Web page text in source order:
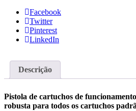
Facebook
Twitter
Pinterest
LinkedIn
Descrição
Pistola de cartuchos de
robusta para todos os cartuchos